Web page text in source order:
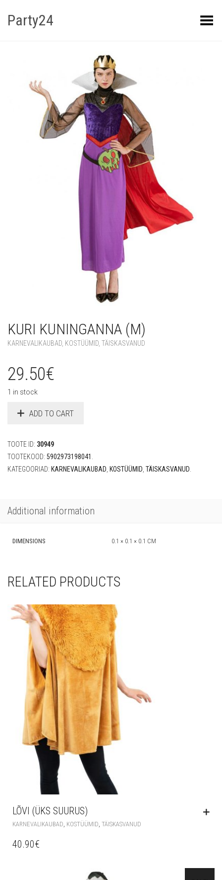
Party24 Kuva menüü
KURI KUNINGANNA (M)
KARNEVALIKAUBAD KOSTÜÜMID TÄISKASVANUD
29.50€
1 in stock
ADD TO CART
TOOTE ID: 30949
TOOTEKOOD: 5902973198041
KATEGOORIAD: KARNEVALIKAUBAD KOSTÜÜMID TÄISKASVANUD
Additional information
DIMENSIONS 0.1 × 0.1 × 0.1 CM
RELATED PRODUCTS
LÕVI (ÜKS SUURUS)
KARNEVALIKAUBAD, KOSTÜÜMID, TÄISKASVANUD
40.90€